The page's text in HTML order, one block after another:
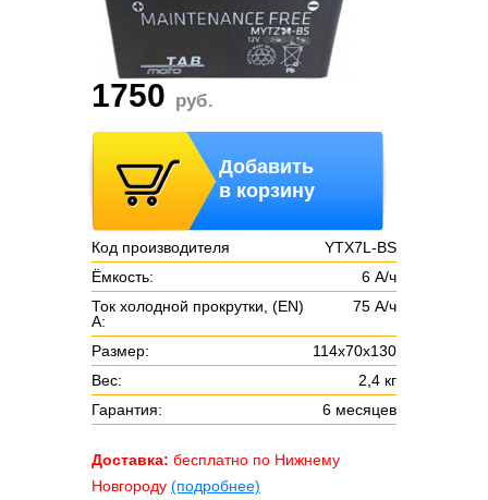
1750 руб.
Добавить
в корзину
Код производителя
YTX7L-BS
Ёмкость:
6 А/ч
Ток холодной прокрутки, (EN)
А:
75 А/ч
Размер:
114х70х130
Вес:
2,4 кг
Гарантия:
6 месяцев
Доставка: бесплатно по Нижнему
Новгороду (подробнее)